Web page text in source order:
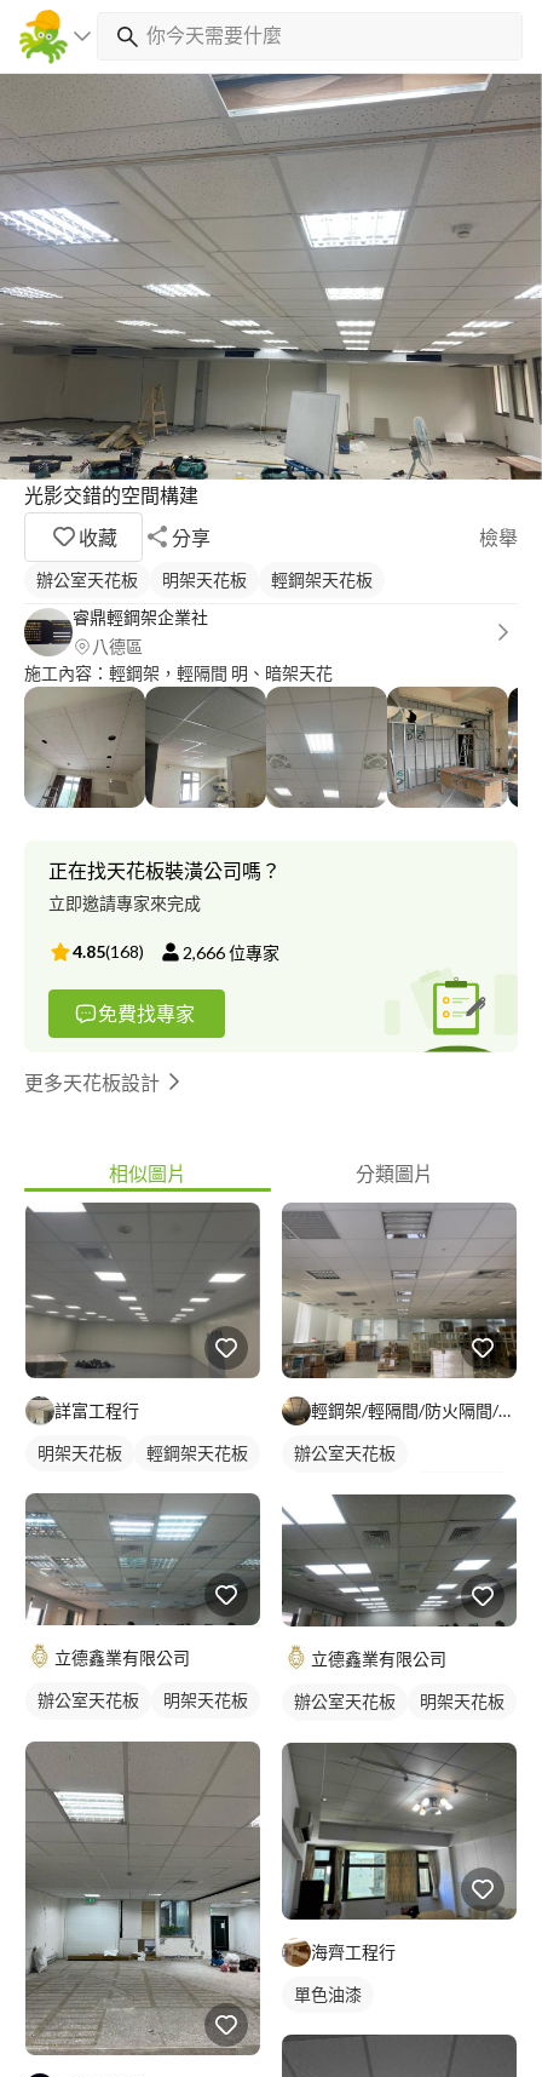
光影交錯的空間構建
收藏
分享 檢舉
辦公室天花板 明架天花板
輕鋼架天花板
睿鼎輕鋼架企業社
八德區
施工內容：輕鋼架，輕隔間 明、暗架天花
正在找天花板裝潢公司嗎？
立即邀請專家來完成
4.85(168) 2,666位專家
免費找專家
更多天花板設計
相似圖片 分類圖片
詳富工程行
明架天花板 輕鋼架天花板
立德鑫業有限公司
辦公室天花板
明架天花板
輕鋼架天花板
輕鋼架/輕隔間/防火隔間/造型天花/自工價廉
辦公室天花板
立德鑫業有限公司
辦公室天花板
明架天花板
輕鋼架天花板
海齊工程行
單色油漆